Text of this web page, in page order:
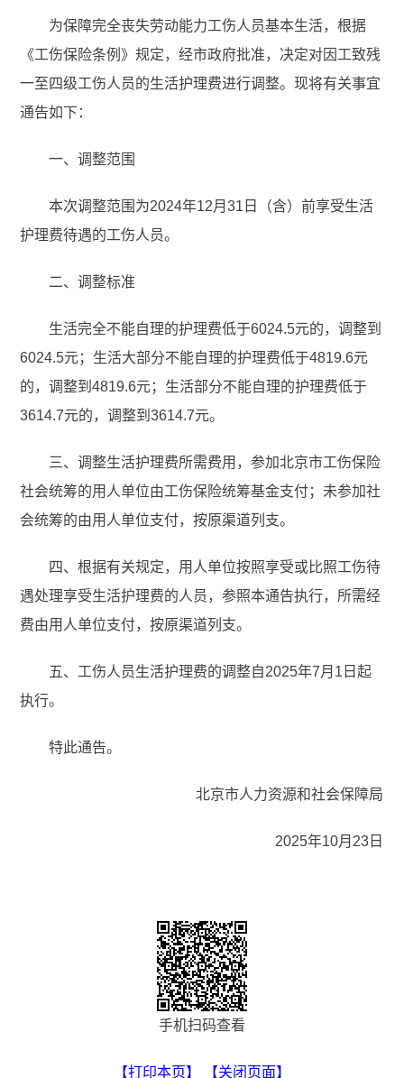
为保障完全丧失劳动能力工伤人员基本生活，根据
《工伤保险条例》规定，经市政府批准，决定对因工致残
一至四级工伤人员的生活护理费进行调整。现将有关事宜
通告如下：
一、调整范围
本次调整范围为2024年12月31日（含）前享受生活
护理费待遇的工伤人员。
二、调整标准
生活完全不能自理的护理费低于6024.5元的，调整到
6024.5元；生活大部分不能自理的护理费低于4819.6元
的，调整到4819.6元；生活部分不能自理的护理费低于
3614.7元的，调整到3614.7元。
三、调整生活护理费所需费用，参加北京市工伤保险
社会统筹的用人单位由工伤保险统筹基金支付；未参加社
会统筹的由用人单位支付，按原渠道列支。
四、根据有关规定，用人单位按照享受或比照工伤待
遇处理享受生活护理费的人员，参照本通告执行，所需经
费由用人单位支付，按原渠道列支。
五、工伤人员生活护理费的调整自2025年7月1日起
执行。
特此通告。
北京市人力资源和社会保障局
2025年10月23日
手机扫码查看
【打印本页】 【关闭页面】